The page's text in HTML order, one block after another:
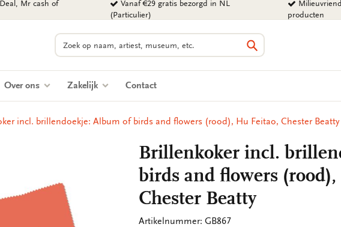
Mr cash of
Vanaf €29 gratis bezorgd in NL
(Particulier)
producten
Zoeken
Zoeken
Over ons Zakelijk Contact
incl. brillendoekje: Album of birds and flowers (rood), Hu Feitao, Chester Beatty
Brillenkoker incl.
birds and flowers
Chester Beatty
Artikelnummer: GB867